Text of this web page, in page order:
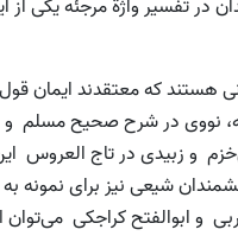
در تفسیر واژة مرجئه یکی از
هستند که معتقدند ایمان
نووی در شرح صحیح مسلم و
و زبیدی در تاج العروس
شیعی نیز برای
و ابوالفتح کراجکی می‌توان